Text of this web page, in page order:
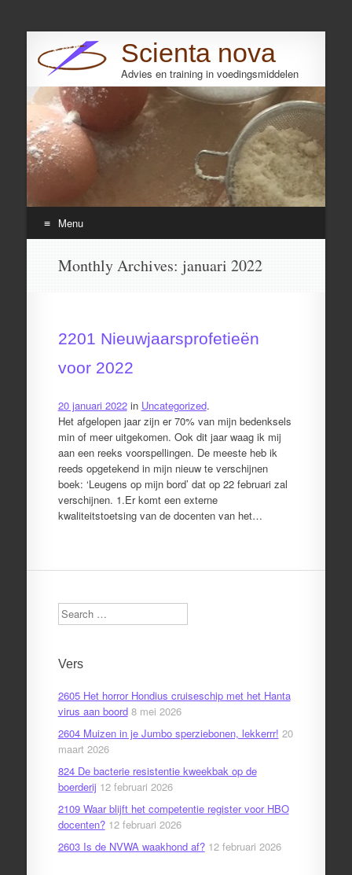
Scienta nova
Advies en training in voedingsmiddelen
Search
Menu
Monthly Archives: januari 2022
2201 Nieuwjaarsprofetieën
voor 2022
20 januari 2022in Uncategorized.
Het afgelopen jaar zijn er 70% van mijn bedenksels
min of meer uitgekomen. Ook dit jaar waag ik mij
aan een reeks voorspellingen. De meeste heb ik
reeds opgetekend in mijn nieuw te verschijnen
boek: ‘Leugens op mijn bord’ dat op 22 februari zal
verschijnen. 1.Er komt een externe
kwaliteitstoetsing van de docenten van het…
Search
Vers
2605 Het horror Hondius cruiseschip met het Hanta
virus aan boord 8 mei 2026
2604 Muizen in je Jumbo sperziebonen, lekkerrr! 20
maart 2026
824 De bacterie resistentie kweekbak op de
boerderij 12 februari 2026
2109 Waar blijft het competentie register voor HBO
docenten? 12 februari 2026
2603 Is de NVWA waakhond af? 12 februari 2026